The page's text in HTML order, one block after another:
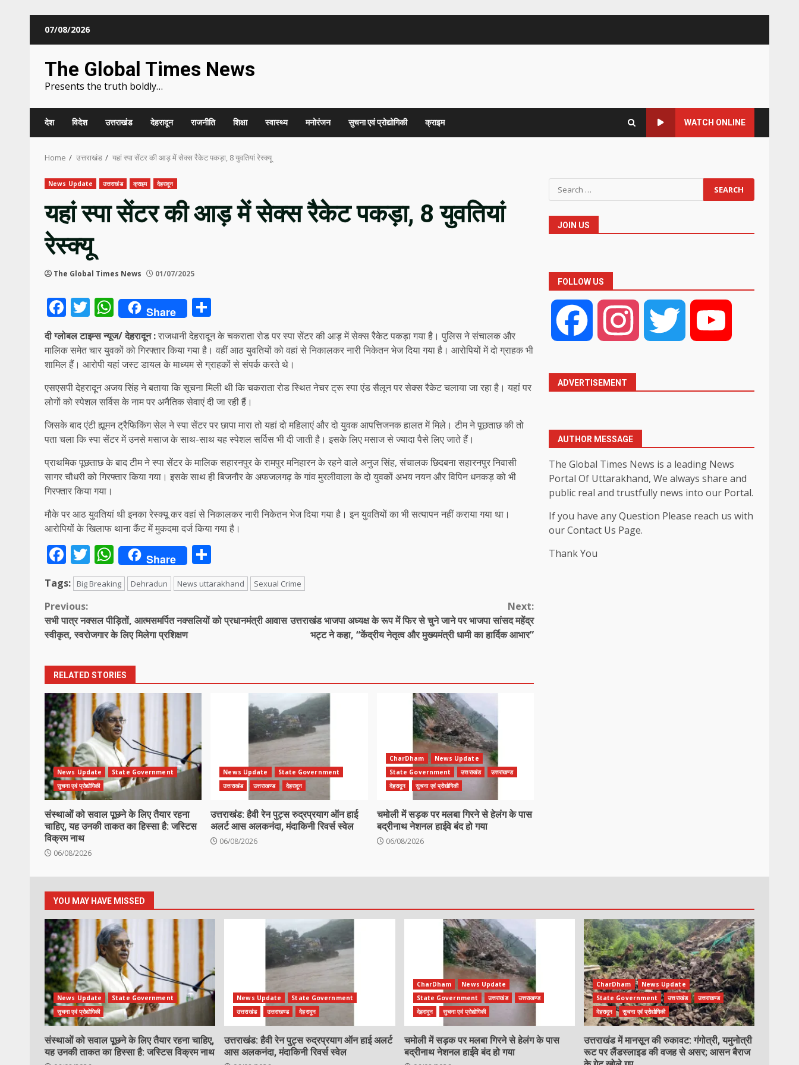
07/08/2026
The Global Times News
Presents the truth boldly…
देश विदेश उत्तराखंड देहरादून राजनीति शिक्षा स्वास्थ्य मनोरंजन सुचना एवं प्रोद्योगिकी क्राइम WATCH ONLINE
Home उत्तराखंड यहां स्पा सेंटर की आड़ में सेक्स रैकेट पकड़ा, 8 युवतियां रेस्क्यू
News Update उत्तराखंड क्राइम देहरादून
यहां स्पा सेंटर की आड़ में सेक्स रैकेट पकड़ा, 8 युवतियां
रेस्क्यू
The Global Times News 01/07/2025
Facebook
Twitter
WhatsApp
Share
दी ग्लोबल टाइम्स न्यूज/ देहरादून :राजधानी देहरादून के चकराता रोड पर स्पा सेंटर की आड़ में सेक्स रैकेट पकड़ा गया है। पुलिस ने संचालक और
मालिक समेत चार युवकों को गिरफ्तार किया गया है। वहीं आठ युवतियों को वहां से निकालकर नारी निकेतन भेज दिया गया है। आरोपियों में दो ग्राहक भी
शामिल हैं। आरोपी यहां जस्ट डायल के माध्यम से ग्राहकों से संपर्क करते थे।
एसएसपी देहरादून अजय सिंह ने बताया कि सूचना मिली थी कि चकराता रोड स्थित नेचर ट्रू स्पा एंड सैलून पर सेक्स रैकेट चलाया जा रहा है। यहां पर
लोगों को स्पेशल सर्विस के नाम पर अनैतिक सेवाएं दी जा रही हैं।
जिसके बाद एंटी ह्यूमन ट्रैफिकिंग सेल ने स्पा सेंटर पर छापा मारा तो यहां दो महिलाएं और दो युवक आपत्तिजनक हालत में मिले। टीम ने पूछताछ की तो
पता चला कि स्पा सेंटर में उनसे मसाज के साथ-साथ यह स्पेशल सर्विस भी दी जाती है। इसके लिए मसाज से ज्यादा पैसे लिए जाते हैं।
प्राथमिक पूछताछ के बाद टीम ने स्पा सेंटर के मालिक सहारनपुर के रामपुर मनिहारन के रहने वाले अनुज सिंह, संचालक छिदबना सहारनपुर निवासी
सागर चौधरी को गिरफ्तार किया गया। इसके साथ ही बिजनौर के अफजलगढ़ के गांव मुरलीवाला के दो युवकों अभय नयन और विपिन धनकड़ को भी
गिरफ्तार किया गया।
मौके पर आठ युवतियां थी इनका रेस्क्यू कर वहां से निकालकर नारी निकेतन भेज दिया गया है। इन युवतियों का भी सत्यापन नहीं कराया गया था।
आरोपियों के खिलाफ थाना कैंट में मुकदमा दर्ज किया गया है।
Facebook
Twitter
WhatsApp
Share
Tags: Big Breaking Dehradun News uttarakhand Sexual Crime
Continue
Reading
Previous:
सभी पात्र नक्सल पीड़ितों, आत्मसमर्पित नक्सलियों को प्रधानमंत्री आवास
स्वीकृत, स्वरोजगार के लिए मिलेगा प्रशिक्षण
Next:
उत्तराखंड भाजपा अध्यक्ष के रूप में फिर से चुने जाने पर भाजपा सांसद महेंद्र
भट्ट ने कहा, “केंद्रीय नेतृत्व और मुख्यमंत्री धामी का हार्दिक आभार”
RELATED STORIES
News Update
State Government
सुचना एवं प्रोद्योगिकी
संस्थाओं को सवाल पूछने के लिए तैयार रहना
चाहिए, यह उनकी ताकत का हिस्सा है: जस्टिस
विक्रम नाथ
06/08/2026
News Update
State Government
उत्तराखंड
उत्तराखण्ड देहरादून
उत्तराखंड: हैवी रेन पुट्स रुद्रप्रयाग ऑन हाई
अलर्ट आस अलकनंदा, मंदाकिनी रिवर्स स्वेल
06/08/2026
CharDham
News Update
State Government
उत्तराखंड
उत्तराखण्ड
देहरादून
सुचना एवं प्रोद्योगिकी
चमोली में सड़क पर मलबा गिरने से हेलंग के पास
बद्रीनाथ नेशनल हाईवे बंद हो गया
06/08/2026
Search
for:
JOIN US
FOLLOW US
Facebook Instagram Twitter
ADVERTISEMENT
AUTHOR MESSAGE
The Global Times News is a leading News
Portal Of Uttarakhand, We always share and
public real and trustfully news into our Portal.
If you have any Question Please reach us with
our Contact Us Page.
Thank You
YOU MAY HAVE MISSED
News Update
State Government
सुचना एवं प्रोद्योगिकी
संस्थाओं को सवाल पूछने के लिए तैयार रहना चाहिए,
यह उनकी ताकत का हिस्सा है: जस्टिस विक्रम नाथ
News Update
State Government
उत्तराखंड
उत्तराखण्ड देहरादून
उत्तराखंड: हैवी रेन पुट्स रुद्रप्रयाग ऑन हाई अलर्ट
आस अलकनंदा, मंदाकिनी रिवर्स स्वेल
CharDham
News Update
State Government
उत्तराखंड
उत्तराखण्ड
देहरादून
सुचना एवं प्रोद्योगिकी
चमोली में सड़क पर मलबा गिरने से हेलंग के पास
बद्रीनाथ नेशनल हाईवे बंद हो गया
CharDham
News Update
State Government
उत्तराखंड
उत्तराखण्ड
देहरादून
सुचना एवं प्रोद्योगिकी
उत्तराखंड में मानसून की रुकावट: गंगोत्री, यमुनोत्री
रूट पर लैंडस्लाइड की वजह से असर; आसन बैराज